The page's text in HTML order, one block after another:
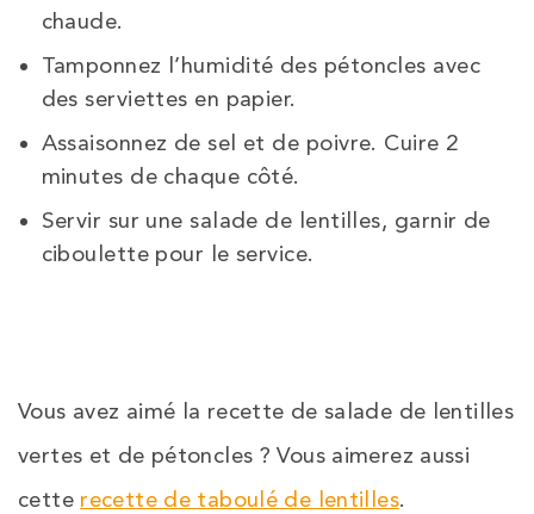
chaude.
Tamponnez l’humidité des pétoncles avec
des serviettes en papier.
Assaisonnez de sel et de poivre. Cuire 2
minutes de chaque côté.
Servir sur une salade de lentilles, garnir de
ciboulette pour le service.
Vous avez aimé la recette de salade de lentilles
vertes et de pétoncles ? Vous aimerez aussi
cette recette de taboulé de lentilles.